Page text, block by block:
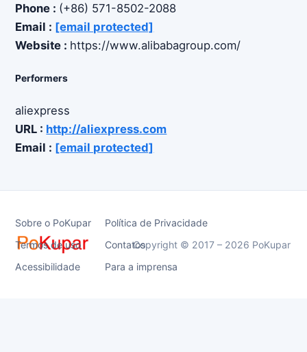
Phone : (+86) 571-8502-2088
Email : [email protected]
Website : https://www.alibabagroup.com/
Performers
aliexpress
URL : http://aliexpress.com
Email : [email protected]
Sobre o PoKupar
Política de Privacidade
Termos de uso
Contatos
Acessibilidade
Para a imprensa
Copyright © 2017 – 2026 PoKupar